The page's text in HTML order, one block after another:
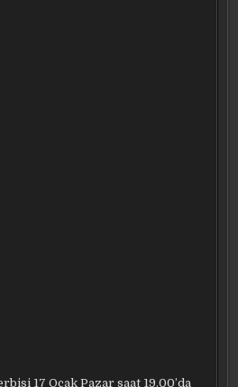
17 Ocak Pazar saat 19.00’da